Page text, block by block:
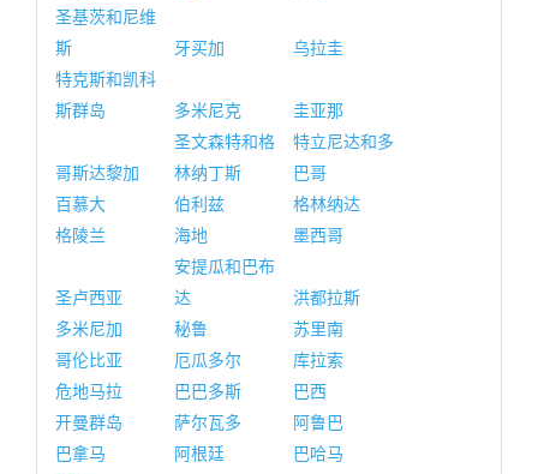
圣基茨和尼维
斯
牙买加
乌拉圭
特克斯和凯科
斯群岛
多米尼克 圭亚那
哥斯达黎加
圣文森特和格
林纳丁斯
特立尼达和多
巴哥
百慕大
伯利兹
格林纳达
格陵兰
海地 墨西哥
圣卢西亚
安提瓜和巴布
达
洪都拉斯
多米尼加
秘鲁
苏里南
哥伦比亚
厄瓜多尔
库拉索
危地马拉
巴巴多斯
巴西
开曼群岛
萨尔瓦多
阿鲁巴
巴拿马
阿根廷
巴哈马